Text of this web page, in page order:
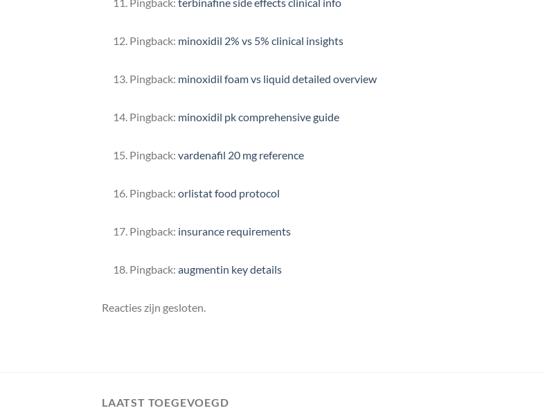
Pingback: minoxidil 2% vs 5% clinical insights
Pingback: minoxidil foam vs liquid detailed overview
Pingback: minoxidil pk comprehensive guide
Pingback: vardenafil 20 mg reference
Pingback: orlistat food protocol
Pingback: insurance requirements
Pingback: augmentin key details
Reacties zijn gesloten.
LAATST TOEGEVOEGD